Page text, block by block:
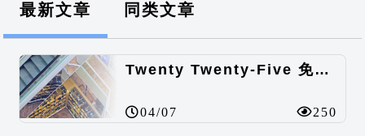
最新文章 同类文章
Twenty Twenty-Five 免费的WordPress内容主题
04/07 250